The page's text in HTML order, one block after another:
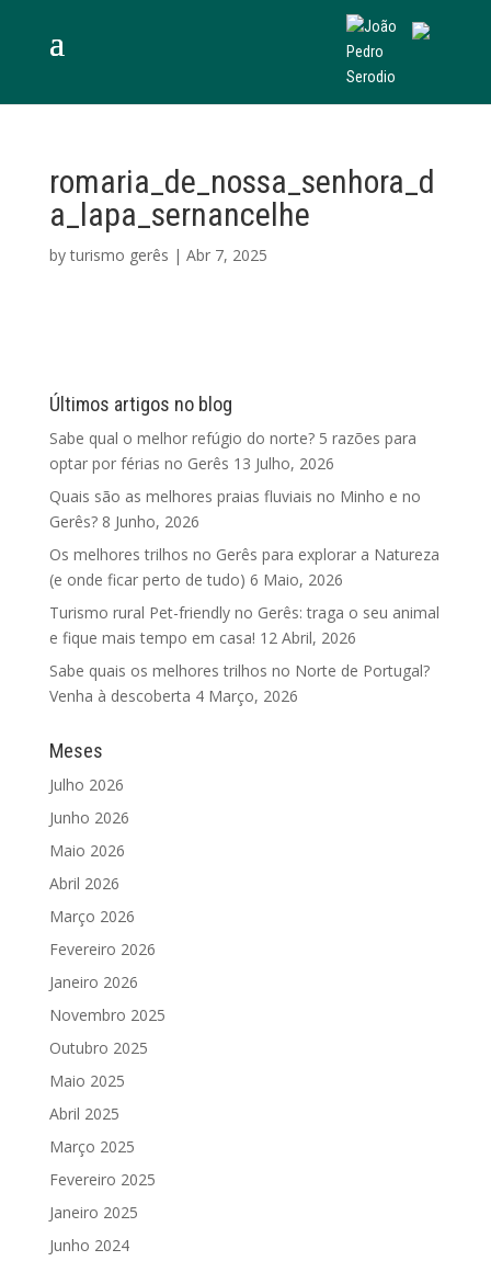
romaria_de_nossa_senhora_d
a_lapa_sernancelhe
byturismo gerês | Abr 7, 2025
Últimos artigos no blog
Sabe qual o melhor refúgio do norte? 5 razões para
optar por férias no Gerês 13 Julho, 2026
Quais são as melhores praias fluviais no Minho e no
Gerês? 8 Junho, 2026
Os melhores trilhos no Gerês para explorar a Natureza
(e onde ficar perto de tudo) 6 Maio, 2026
Turismo rural Pet-friendly no Gerês: traga o seu animal
e fique mais tempo em casa! 12 Abril, 2026
Sabe quais os melhores trilhos no Norte de Portugal?
Venha à descoberta 4 Março, 2026
Meses
Julho 2026
Junho 2026
Maio 2026
Abril 2026
Março 2026
Fevereiro 2026
Janeiro 2026
Novembro 2025
Outubro 2025
Maio 2025
Abril 2025
Março 2025
Fevereiro 2025
Janeiro 2025
Junho 2024